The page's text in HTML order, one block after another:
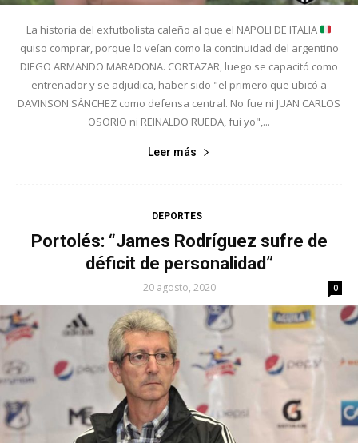
La historia del exfutbolista caleño al que el NAPOLI DE ITALIA
quiso comprar, porque lo veían como la continuidad del argentino
DIEGO ARMANDO MARADONA. CORTAZAR, luego se capacitó como
entrenador y se adjudica, haber sido "el primero que ubicó a
DAVINSON SÁNCHEZ como defensa central. No fue ni JUAN CARLOS
OSORIO ni REINALDO RUEDA, fui yo",...
Leer más
DEPORTES
Portolés: “James Rodríguez sufre de
déficit de personalidad”
20 agosto, 2020 0